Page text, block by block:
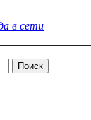
в сети